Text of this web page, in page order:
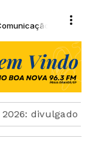
- Retransmissão
divulgado